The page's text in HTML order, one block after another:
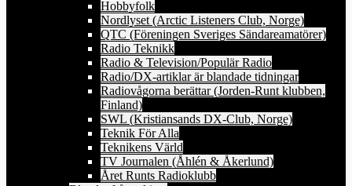
Hobbyfolk
Nordlyset (Arctic Listeners Club, Norge)
QTC (Föreningen Sveriges Sändareamatörer)
Radio Teknikk
Radio & Television/Populär Radio
Radio/DX-artiklar är blandade tidningar
Radiovågorna berättar (Jorden-Runt klubben,
Finland)
SWL (Kristiansands DX-Club, Norge)
Teknik För Alla
Teknikens Värld
TV Journalen (Åhlén & Åkerlund)
Året Runts Radioklubb